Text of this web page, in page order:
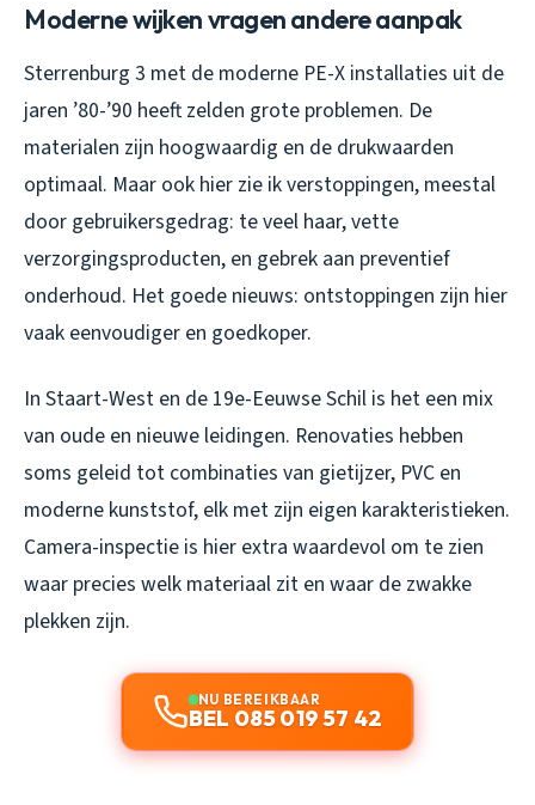
Moderne wijken vragen andere aanpak
Sterrenburg 3 met de moderne PE-X installaties uit de
jaren ’80-’90 heeft zelden grote problemen. De
materialen zijn hoogwaardig en de drukwaarden
optimaal. Maar ook hier zie ik verstoppingen, meestal
door gebruikersgedrag: te veel haar, vette
verzorgingsproducten, en gebrek aan preventief
onderhoud. Het goede nieuws: ontstoppingen zijn hier
vaak eenvoudiger en goedkoper.
In Staart-West en de 19e-Eeuwse Schil is het een mix
van oude en nieuwe leidingen. Renovaties hebben
soms geleid tot combinaties van gietijzer, PVC en
moderne kunststof, elk met zijn eigen karakteristieken.
Camera-inspectie is hier extra waardevol om te zien
waar precies welk materiaal zit en waar de zwakke
plekken zijn.
NU BEREIKBAAR
BEL 085 019 57 42